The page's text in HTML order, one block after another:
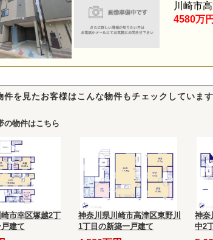
川崎市
4580万
件を見たお客様はこんな物件もチェックしています
の物件はこちら
市幸区塚越2丁
建て
神奈川県川崎市高津区東野川
1丁目の新築一戸建て
神奈
中2